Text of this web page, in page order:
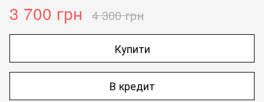
3 700 грн 4 300 грн
Купити
В кредит